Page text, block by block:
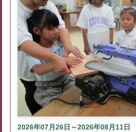
2026年07月26日～2026年08月11日